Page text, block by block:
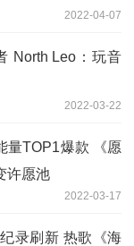
2022-04-07
North Leo：玩音
2022-03-22
量TOP1爆款 《愿
许愿池
2022-03-17
录刷新 热歌《海